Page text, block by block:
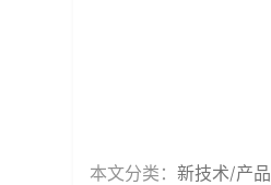
本文分类： 新技术/产品